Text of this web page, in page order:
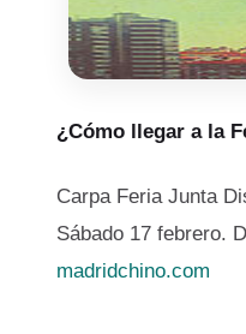
¿Cómo llegar a la
Carpa Feria Junta
Sábado 17 febrero.
madridchino.com